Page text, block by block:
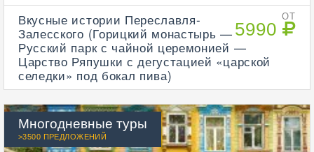
ОТ
5990
Вкусные истории Переславля-
Залесского (Горицкий монастырь —
Русский парк с чайной церемонией —
Царство Ряпушки с дегустацией «царской
селедки» под бокал пива)
Многодневные туры
>3500 ПРЕДЛОЖЕНИЙ